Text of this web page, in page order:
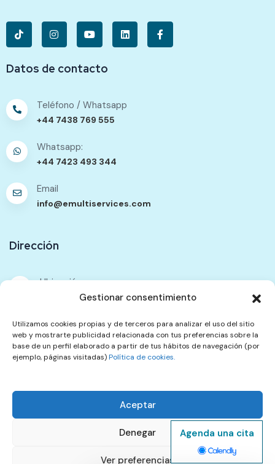
Gestionar consentimiento
Utilizamos cookies propias y de terceros para analizar el uso del sitio
web y mostrarte publicidad relacionada con tus preferencias sobre la
base de un perfil elaborado a partir de tus hábitos de navegación (por
ejemplo, páginas visitadas)Política de cookies.
Aceptar
Denegar
Ver preferencias
Datos de contacto
Teléfono / Whatsapp
+44 7438 769 555
Whatsapp:
+44 7423 493 344
Email
info@emultiservices.com
Dirección
Ubicación
333 Walworth Road. Unit F. Elephant Passage. SE17
Contáctenos
Política de Contenidos
Política de Privacidad
Términos del Servicio
Política de Reembolsos y Cancelación
Quejas
Agenda una cita